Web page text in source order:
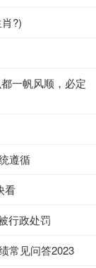
?)
一帆风顺，必定
遵循
看
行政处罚
常见问答2023